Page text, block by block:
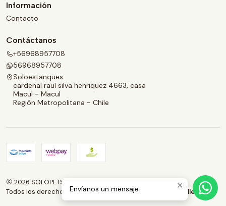
Información
Contacto
Contáctanos
+56968957708
56968957708
Soloestanques
cardenal raul silva henriquez 4663, casa
Macul - Macul
Región Metropolitana - Chile
2026 SOLOPETS.CL.
Todos los derechos reservados.Desarrollado por Jumpseller
Envíanos un mensaje